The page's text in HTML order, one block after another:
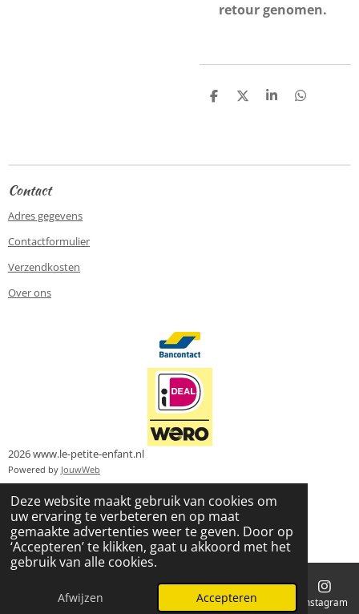
Deze website maakt gebruik van cookies om
uw ervaring te verbeteren en op maat
gemaakte advertenties weer te geven. Door op
‘Accepteren’ te klikken, gaat u akkoord met het
gebruik van alle cookies.
Afwijzen Accepteren
retour genomen.
D
D
S
D
Contact
Adres gegevens
Contactformulier
Verzendkosten
Over ons
2026 www.le-petite-enfant.nl
Powered by JouwWeb
E-mailadres Kaart Instagram